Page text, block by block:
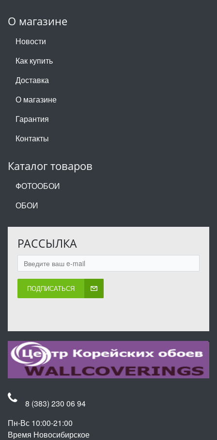
О магазине
Новости
Как купить
Доставка
О магазине
Гарантия
Контакты
Каталог товаров
ФОТООБОИ
ОБОИ
РАССЫЛКА
ПОДПИСАТЬСЯ
8 (383) 230 06 94
Пн-Вс 10:00-21:00
Время Новосибирское